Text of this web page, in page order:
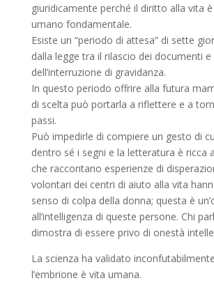
giuridicamente perché il diritto alla vita
umano fondamentale.
Esiste un “periodo di attesa” di sette
dalla legge tra il rilascio dei documenti e
dell’interruzione di gravidanza.
In questo periodo offrire alla futura
di scelta può portarla a riflettere e a
passi.
Può impedirle di compiere un gesto di
dentro sé i segni e la letteratura è ricca
che raccontano esperienze di
volontari dei centri di aiuto alla vita
senso di colpa della donna; questa è
all’intelligenza di queste persone. Chi
dimostra di essere privo di onestà
La scienza ha validato
l’embrione è vita umana.